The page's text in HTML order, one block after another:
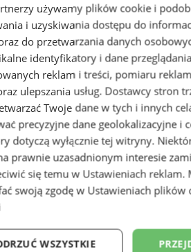
Śląskiego:
na 2025 rok
używamy plików cookie i
i uzyskiwania dostępu do
do przetwarzania danych
identyfikatory i dane
reklam i treści, pomiaru
ulepszania usług. Dostawcy stron
Twoje dane w tych i innych
precyzyjne dane geolokalizacyjne i
dotyczą wyłącznie tej witryny.
prawnie uzasadnionym interesie
się temu w Ustawieniach reklam.
swoją zgodę w Ustawieniach plików
WSZYSTKIE